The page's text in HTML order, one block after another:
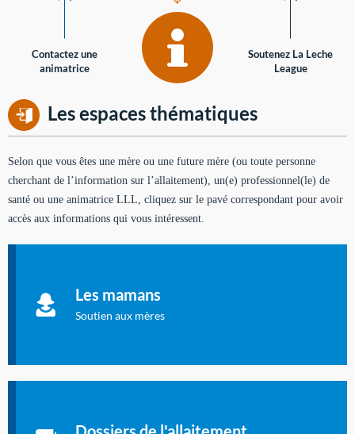
Contactez une
animatrice
Soutenez La Leche
League
Les espaces thématiques
Selon que vous êtes une mère ou une future mère (ou toute personne
cherchant de l’information sur l’allaitement), un(e) professionnel(le) de
santé ou une animatrice LLL, cliquez sur le pavé correspondant pour avoir
accès aux informations qui vous intéressent.
Les mamans
Soutien aux mères
à allaiter et vous informer : toutes les rubriques qui
concernent l'allaitement.